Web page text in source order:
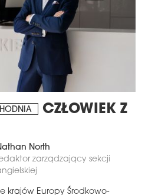
CZŁOWIEK Z
North
zarządzający sekcji
krajów Europy Środkowo-